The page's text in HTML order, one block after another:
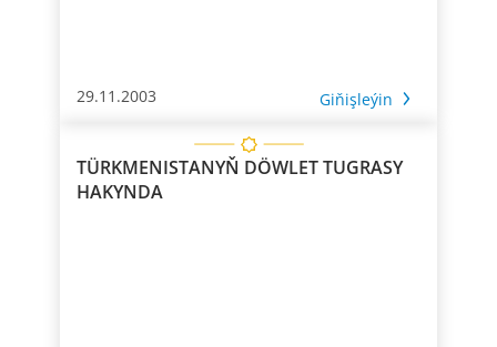
29.11.2003 Giňişleýin
TÜRKMENISTANYŇ DÖWLET TUGRASY
HAKYNDA